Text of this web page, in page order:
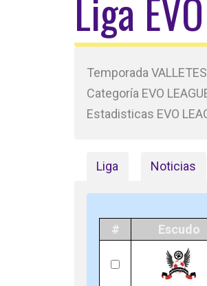
Liga
Temporada
Categoría EVO
Estadisticas EVO
Liga Noticias
# Escudo